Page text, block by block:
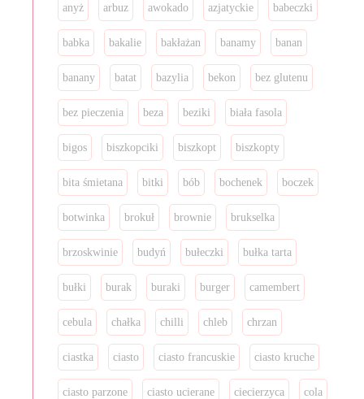
anyż arbuz awokado azjatyckie babeczki
babka bakalie bakłażan banamy banan
banany batat bazylia bekon bez glutenu
bez pieczenia beza beziki biała fasola
bigos biszkopciki biszkopt biszkopty
bita śmietana bitki bób bochenek boczek
botwinka brokuł brownie brukselka
brzoskwinie budyń bułeczki bułka tarta
bułki burak buraki burger camembert
cebula chałka chilli chleb chrzan
ciastka ciasto ciasto francuskie ciasto kruche
ciasto parzone ciasto ucierane ciecierzyca cola